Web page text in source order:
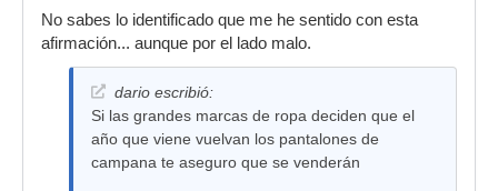
No sabes lo identificado que me he sentido con esta
afirmación... aunque por el lado malo.
dario escribió:
Si las grandes marcas de ropa deciden que el
año que viene vuelvan los pantalones de
campana te aseguro que se venderán